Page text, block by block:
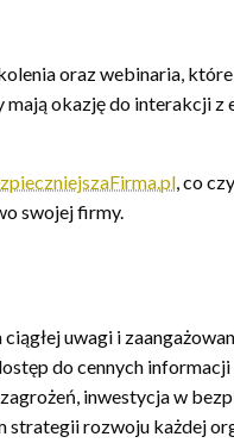
oraz webinaria,
okazję do interakcji
, co
swojej firmy.
uwagi i
do cennych
inwestycja w
strategii rozwoju każdej